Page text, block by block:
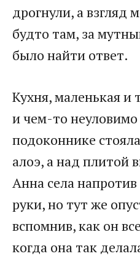
дрогнули, а взгляд
будто там, за
было найти ответ.
Кухня, маленькая и
и чем-то
подоконнике
алоэ, а над плитой
Анна села напротив
руки, но тут же
вспомнив, как он
когда она так